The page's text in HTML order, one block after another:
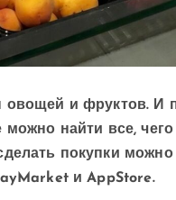
овощей и фруктов. И
найти все, чего
покупки можно
и AppStore.